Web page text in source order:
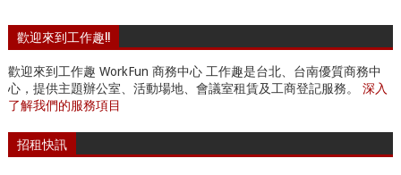
歡迎來到工作趣!!
歡迎來到工作趣 WorkFun 商務中心 工作趣是台北、台南優質商務中
心，提供主題辦公室、活動場地、會議室租賃及工商登記服務。 深入
了解我們的服務項目
招租快訊